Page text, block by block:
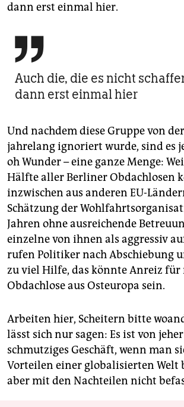
dann erst einmal hier.

Auch die, die es nicht
dann erst einmal hier
Und nachdem diese Gruppe von
jahrelang ignoriert wurde, sind es
oh Wunder – eine ganze Menge:
Hälfte aller Berliner Obdachlosen
inzwischen aus anderen EU-
Schätzung der
Jahren ohne ausreichende
einzelne von ihnen als aggressiv
rufen Politiker nach Abschiebung
zu viel Hilfe, das könnte Anreiz für
Obdachlose aus Osteuropa sein.
Arbeiten hier, Scheitern bitte
lässt sich nur sagen: Es ist von
schmutziges Geschäft, wenn man
Vorteilen einer globalisierten Welt
aber mit den Nachteilen nicht